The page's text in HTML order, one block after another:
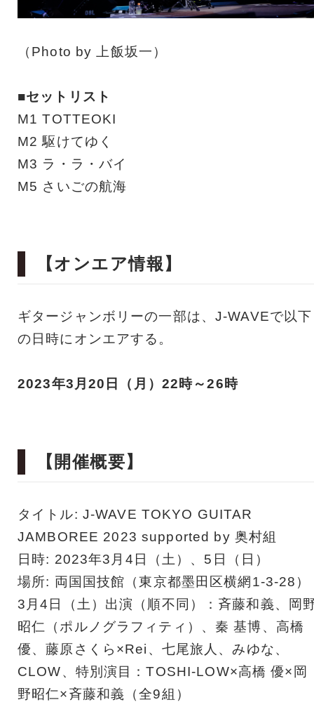
（Photo by 上飯坂一）
■セットリスト
M1 TOTTEOKI
M2 駆けてゆく
M3 ラ・ラ・バイ
M5 さいごの航海
【オンエア情報】
ギタージャンボリーの一部は、J-WAVEで以下
の日時にオンエアする。
2023年3月20日（月）22時～26時
【開催概要】
タイトル: J-WAVE TOKYO GUITAR
JAMBOREE 2023 supported by 奥村組
日時: 2023年3月4日（土）、5日（日）
場所: 両国国技館（東京都墨田区横網1-3-28）
3月4日（土）出演（順不同）：斉藤和義、岡
昭仁（ポルノグラフィティ）、秦 基博、高橋
優、藤原さくら×Rei、七尾旅人、みゆな、
CLOW、特別演目：TOSHI-LOW×高橋 優×岡
野昭仁×斉藤和義（全9組）